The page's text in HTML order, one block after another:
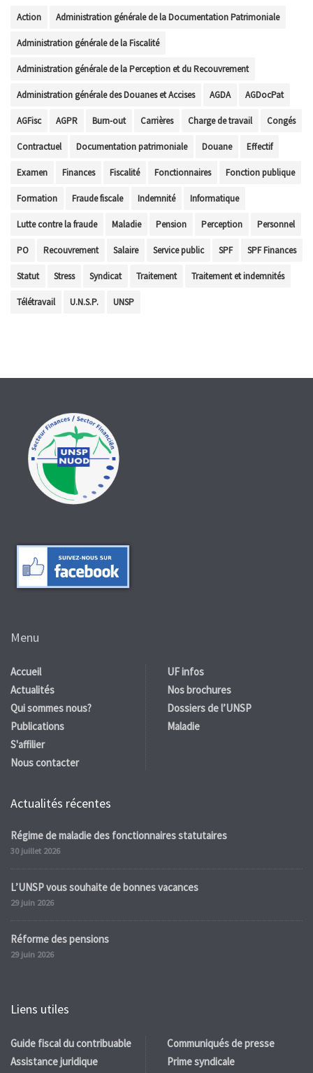
Action Administration générale de la Documentation Patrimoniale
Administration générale de la Fiscalité
Administration générale de la Perception et du Recouvrement
Administration générale des Douanes et Accises AGDA AGDocPat
AGFisc AGPR Burn-out Carrières Charge de travail Congés
Contractuel Documentation patrimoniale Douane Effectif
Examen Finances Fiscalité Fonctionnaires Fonction publique
Formation Fraude fiscale Indemnité Informatique
Lutte contre la fraude Maladie Pension Perception Personnel
PO Recouvrement Salaire Service public SPF SPF Finances
Statut Stress Syndicat Traitement Traitement et indemnités
Télétravail U.N.S.P. UNSP
Menu
Accueil
Actualités
Qui sommes nous?
Publications
S'affilier
Nous contacter
UF infos
Nos brochures
Dossiers de l’UNSP
Maladie
Actualités récentes
Régime de maladie des fonctionnaires statutaires
30 juillet 2026
L’UNSP vous souhaite de bonnes vacances
29 juin 2026
Réforme des pensions
29 juin 2026
Liens utiles
Guide fiscal du contribuable
Assistance juridique
Communiqués de presse
Prime syndicale